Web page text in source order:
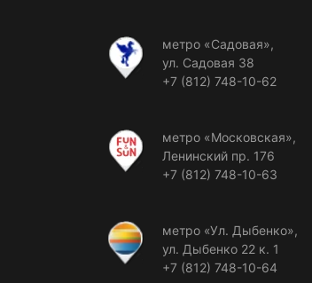
метро «Садовая»,
ул. Садовая 38
+7 (812) 748-10-62
метро «Московская»,
Ленинский пр. 176
+7 (812) 748-10-63
метро «Ул. Дыбенко»,
ул. Дыбенко 22 к. 1
+7 (812) 748-10-64